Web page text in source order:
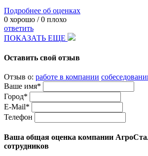
Подробнее об оценках
0 хорошо /0 плохо
ответить
ПОКАЗАТЬ ЕЩЕ
Оставить свой отзыв
Отзыв о: работе в компании
Ваше имя*
Город*
E-Mail*
Телефон
Ваша общая оценка компании
сотрудников